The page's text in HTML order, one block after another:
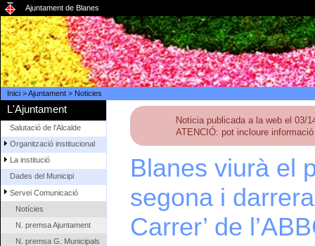
Ajuntament de Blanes
Inici>Ajuntament> Noticies
L'Ajuntament
Salutació de l'Alcalde
Organització institucional
La institució
Dades del Municipi
Servei Comunicació
Notícies
N. premsa Ajuntament
N. premsa G. Municipals
Noticia publicada a la web el 03/
ATENCIÓ: pot incloure
Blanes viurà el
segona i
Carrer’ de